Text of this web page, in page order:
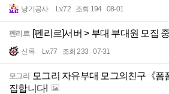
냥기공사 Lv.72 조회 194 08-01
펜리르 [펜리르]서버 > 부대 부대원 모집
신록 Lv.77 조회 233 07-31
모그리 모그리 자유부대 모그의친구《폼
집합니다!